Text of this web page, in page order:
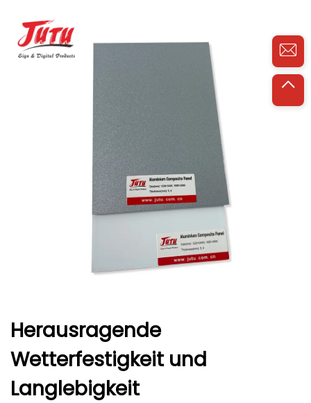
Herausragende
Wetterfestigkeit und
Langlebigkeit